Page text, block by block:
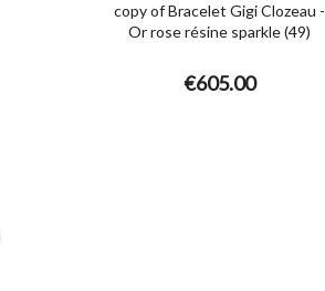
copy of Bracelet Gigi Clozeau -
Or rose résine sparkle (49)
€605.00